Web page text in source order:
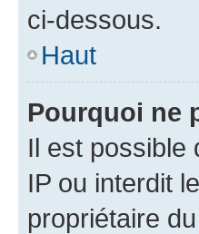
ci-dessous.
Haut
Pourquoi ne
Il est possible
IP ou interdit
propriétaire